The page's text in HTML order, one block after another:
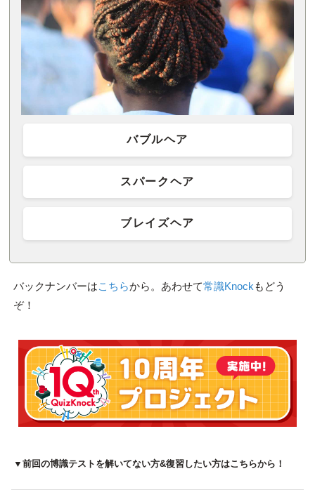
バブルヘア
スパークヘア
ブレイズヘア
バックナンバーはこちらから。あわせて常識Knock もどう
ぞ！
▼前回の博識テストを解いてない方&復習したい方はこちらから！